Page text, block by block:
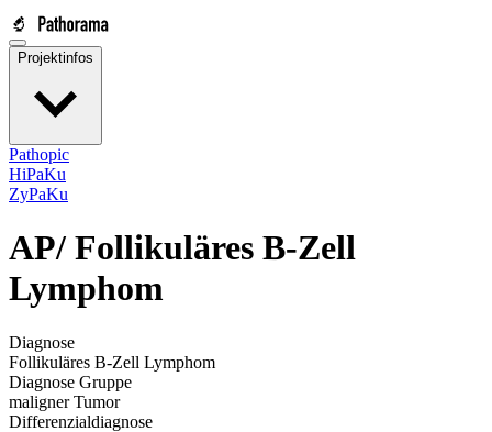
Projektinfos
Pathopic
HiPaKu
ZyPaKu
AP/ Follikuläres B-Zell
Lymphom
Diagnose
Follikuläres B-Zell Lymphom
Diagnose Gruppe
maligner Tumor
Differenzialdiagnose